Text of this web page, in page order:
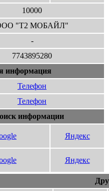
10000
"Т2 МОБАЙЛ"
-
7743895280
информация
Телефон
Телефон
информации
Яндекс
Яндекс